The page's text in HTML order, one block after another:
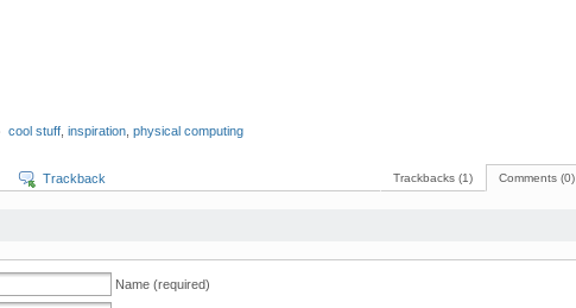
cool stuff inspiration physical computing
Comments (0)
Trackbacks (1)
Trackback
Name (required)